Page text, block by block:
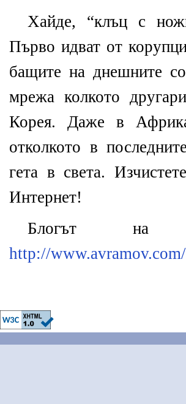
Хайде, “клъц с
Първо идват от
бащите на днешните
мрежа колкото
Корея. Даже в
отколкото в
гета в света.
Интернет!
Блогът на
http://